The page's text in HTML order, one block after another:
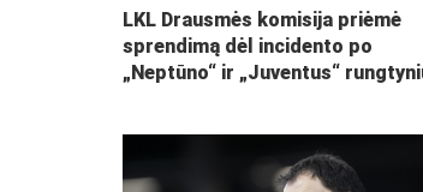
LKL Drausmės komisija priėmė
sprendimą dėl incidento po
„Neptūno“ ir „Juventus“